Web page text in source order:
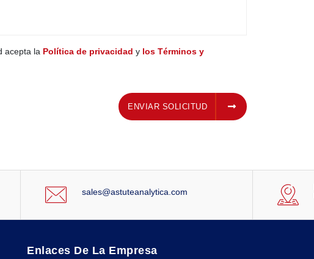
acepta la Política de privacidad y los Términos y
ENVIAR SOLICITUD
sales@astuteanalytica.com
Enlaces De La Empresa